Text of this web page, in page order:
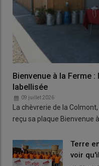
Bienvenue à la Ferme
labellisée
09 juillet 2026
La chèvrerie de la
reçu sa plaque Bienvenue
Terre
voir